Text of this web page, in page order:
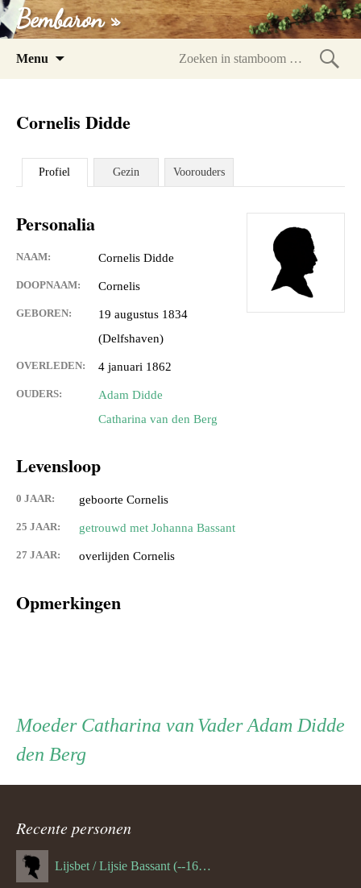
Bembaron »
Menu
Cornelis Didde
Profiel Gezin Voorouders
Personalia
NAAM: Cornelis Didde
DOOPNAAM: Cornelis
GEBOREN:
19 augustus 1834
(Delfshaven)
OVERLEDEN: 4 januari 1862
OUDERS:
Adam Didde
Catharina van den Berg
Levensloop
0 JAAR: geboorte Cornelis
25 JAAR: getrouwd met Johanna Bassant
27 JAAR: overlijden Cornelis
Opmerkingen
Persoon
ouder
navigatie
Vader Vader
Adam Didde
Moeder Moeder
Catharina van
den Berg
Recente personen
Lijsbet / Lijsie Bassant (--1687)